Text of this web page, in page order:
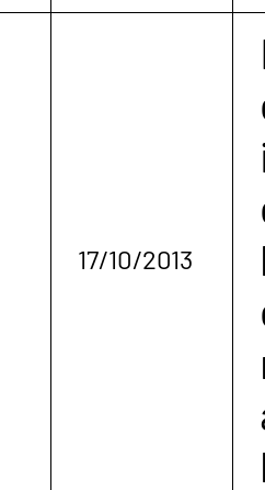
17/10/2013